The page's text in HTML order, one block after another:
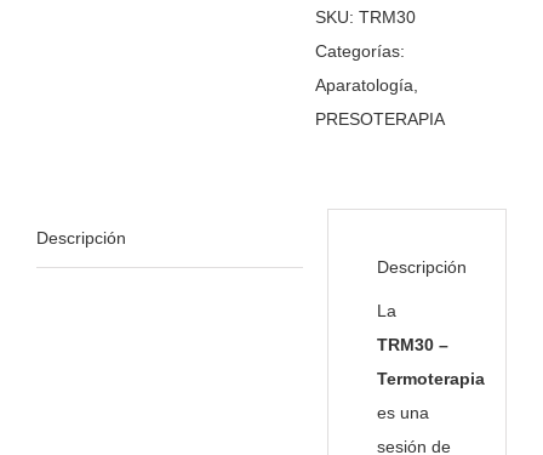
Ir a tienda online
Pulsa para llamarnos
SKU: TRM30
Categorías:
Aparatología
PRESOTERAPIA
Descripción
Descripción
La
TRM30 –
Termoterapia
es una
sesión de